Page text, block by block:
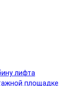
лифта
площадке